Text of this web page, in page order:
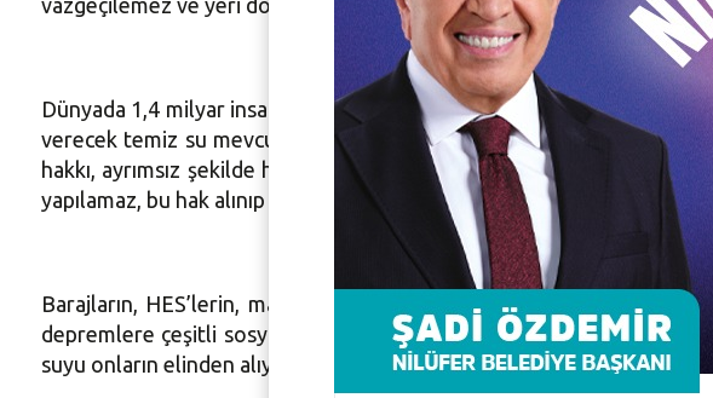
vazgeçilemez ve yeri doldurulamaz bir varlık olduğunu belirtti.
Dünyada 1,4 milyar insanın temiz suya erişemediğinin altını çizen
verecek temiz su mevcut. Esas sorun hem temiz su kaynaklarının
hakkı, ayrımsız şekilde her insanın ve canlının sağlıklı bir biçimde
yapılamaz, bu hak alınıp satılamaz, parası olmadığı için ya da başka
Barajların, HES’lerin, madenlerin doğa-kültür miraslarının yok
depremlere çeşitli sosyal-ekolojik sorunlara neden oluyor.
suyu onların elinden alıyor” ifadelerini kullandı.